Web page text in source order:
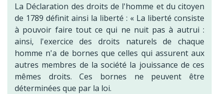
La Déclaration des droits de l'homme et du citoyen
de 1789 définit ainsi la liberté : « La liberté consiste
à pouvoir faire tout ce qui ne nuit pas à autrui :
ainsi, l'exercice des droits naturels de chaque
homme n'a de bornes que celles qui assurent aux
autres membres de la société la jouissance de ces
mêmes droits. Ces bornes ne peuvent être
déterminées que par la loi.